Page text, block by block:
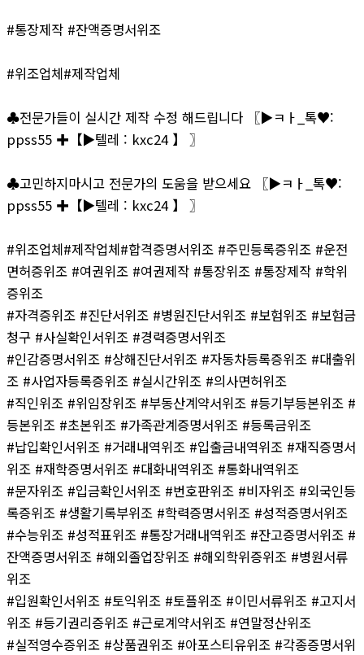
#통장제작 #잔액증명서위조
#위조업체#제작업체
♣전문가들이 실시간 제작 수정 해드립니다 〖▶ㅋㅏ_톡♥:
ppss55 ✚【▶텔레 : kxc24 】 〗
♣고민하지마시고 전문가의 도움을 받으세요 〖▶ㅋㅏ_톡♥:
ppss55 ✚【▶텔레 : kxc24 】 〗
#위조업체#제작업체#합격증명서위조 #주민등록증위조 #운전
면허증위조 #여권위조 #여권제작 #통장위조 #통장제작 #학위
증위조
#자격증위조 #진단서위조 #병원진단서위조 #보험위조 #보험금
청구 #사실확인서위조 #경력증명서위조
#인감증명서위조 #상해진단서위조 #자동차등록증위조 #대출위
조 #사업자등록증위조 #실시간위조 #의사면허위조
#직인위조 #위임장위조 #부동산계약서위조 #등기부등본위조 #
등본위조 #초본위조 #가족관계증명서위조 #등록금위조
#납입확인서위조 #거래내역위조 #입출금내역위조 #재직증명서
위조 #재학증명서위조 #대화내역위조 #통화내역위조
#문자위조 #입금확인서위조 #번호판위조 #비자위조 #외국인등
록증위조 #생활기록부위조 #학력증명서위조 #성적증명서위조
#수능위조 #성적표위조 #통장거래내역위조 #잔고증명서위조 #
잔액증명서위조 #해외졸업장위조 #해외학위증위조 #병원서류
위조
#입원확인서위조 #토익위조 #토플위조 #이민서류위조 #고지서
위조 #등기권리증위조 #근로계약서위조 #연말정산위조
#실적영수증위조 #상품권위조 #아포스티유위조 #각종증명서위